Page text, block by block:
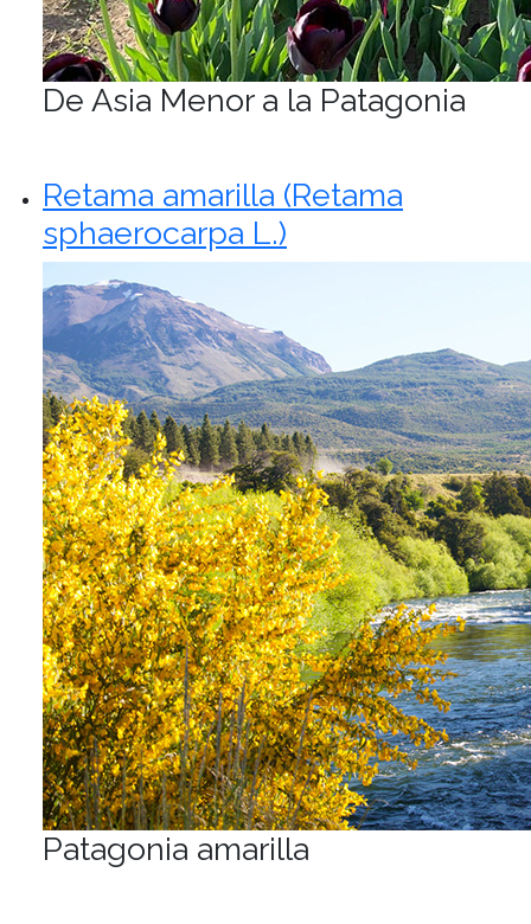
De Asia Menor a la Patagonia
Retama amarilla (Retama
sphaerocarpa L.)
Patagonia amarilla